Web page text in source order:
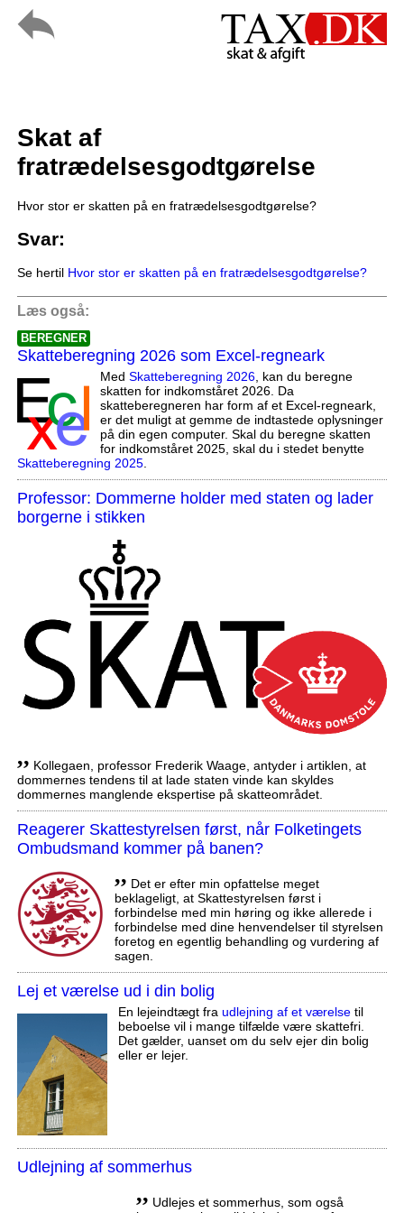
Skat af
fratrædelsesgodtgørelse
Hvor stor er skatten på en fratrædelsesgodtgørelse?
Svar:
Se hertil Hvor stor er skatten på en fratrædelsesgodtgørelse?
Læs også:
BEREGNER
Skatteberegning 2026 som Excel-regneark
Med Skatteberegning 2026, kan du beregne
skatten for indkomståret 2026. Da
skatteberegneren har form af et Excel-regneark,
er det muligt at gemme de indtastede oplysninger
på din egen computer. Skal du beregne skatten
for indkomståret 2025, skal du i stedet benytte
Skatteberegning 2025.
Professor: Dommerne holder med staten og lader
borgerne i stikken
,, Kollegaen, professor Frederik Waage, antyder i artiklen, at
dommernes tendens til at lade staten vinde kan skyldes
dommernes manglende ekspertise på skatteområdet.
Reagerer Skattestyrelsen først, når Folketingets
Ombudsmand kommer på banen?
,, Det er efter min opfattelse meget
beklageligt, at Skattestyrelsen først i
forbindelse med min høring og ikke allerede i
forbindelse med dine henvendelser til styrelsen
foretog en egentlig behandling og vurdering af
sagen.
Lej et værelse ud i din bolig
En lejeindtægt fra udlejning af et værelsetil
beboelse vil i mange tilfælde være skattefri.
Det gælder, uanset om du selv ejer din bolig
eller er lejer.
Udlejning af sommerhus
,, Udlejes et sommerhus, som også